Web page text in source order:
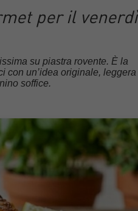
per il venerdì
su piastra rovente. È la
con un’idea originale, leggera
soffice.